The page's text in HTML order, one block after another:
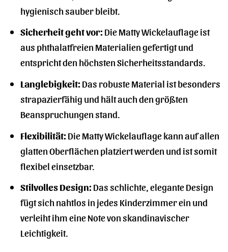
hygienisch sauber bleibt.
Sicherheit geht vor:Die Matty Wickelauflage ist
aus phthalatfreien Materialien gefertigt und
entspricht den höchsten Sicherheitsstandards.
Langlebigkeit:Das robuste Material ist besonders
strapazierfähig und hält auch den größten
Beanspruchungen stand.
Flexibilität:Die Matty Wickelauflage kann auf allen
glatten Oberflächen platziert werden und ist somit
flexibel einsetzbar.
Stilvolles Design:Das schlichte, elegante Design
fügt sich nahtlos in jedes Kinderzimmer ein und
verleiht ihm eine Note von skandinavischer
Leichtigkeit.